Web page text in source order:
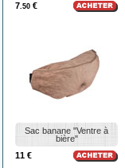
7.50 €
Sac banane "Ventre à
bière"
11 €